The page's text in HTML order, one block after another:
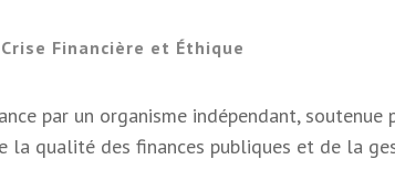
Financière et Éthique
par un organisme indépendant,
la qualité des finances publiques et de la